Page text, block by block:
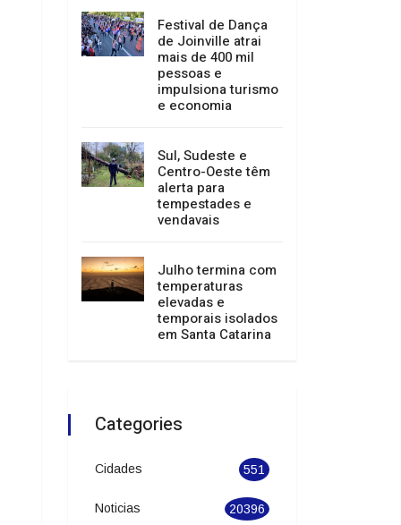
23 de agosto
Festival de Dança
de Joinville atrai
mais de 400 mil
e economia
Sul, Sudeste e
Centro-Oeste têm
vendavais
Julho termina com
temperaturas
Categories
Cidades 551